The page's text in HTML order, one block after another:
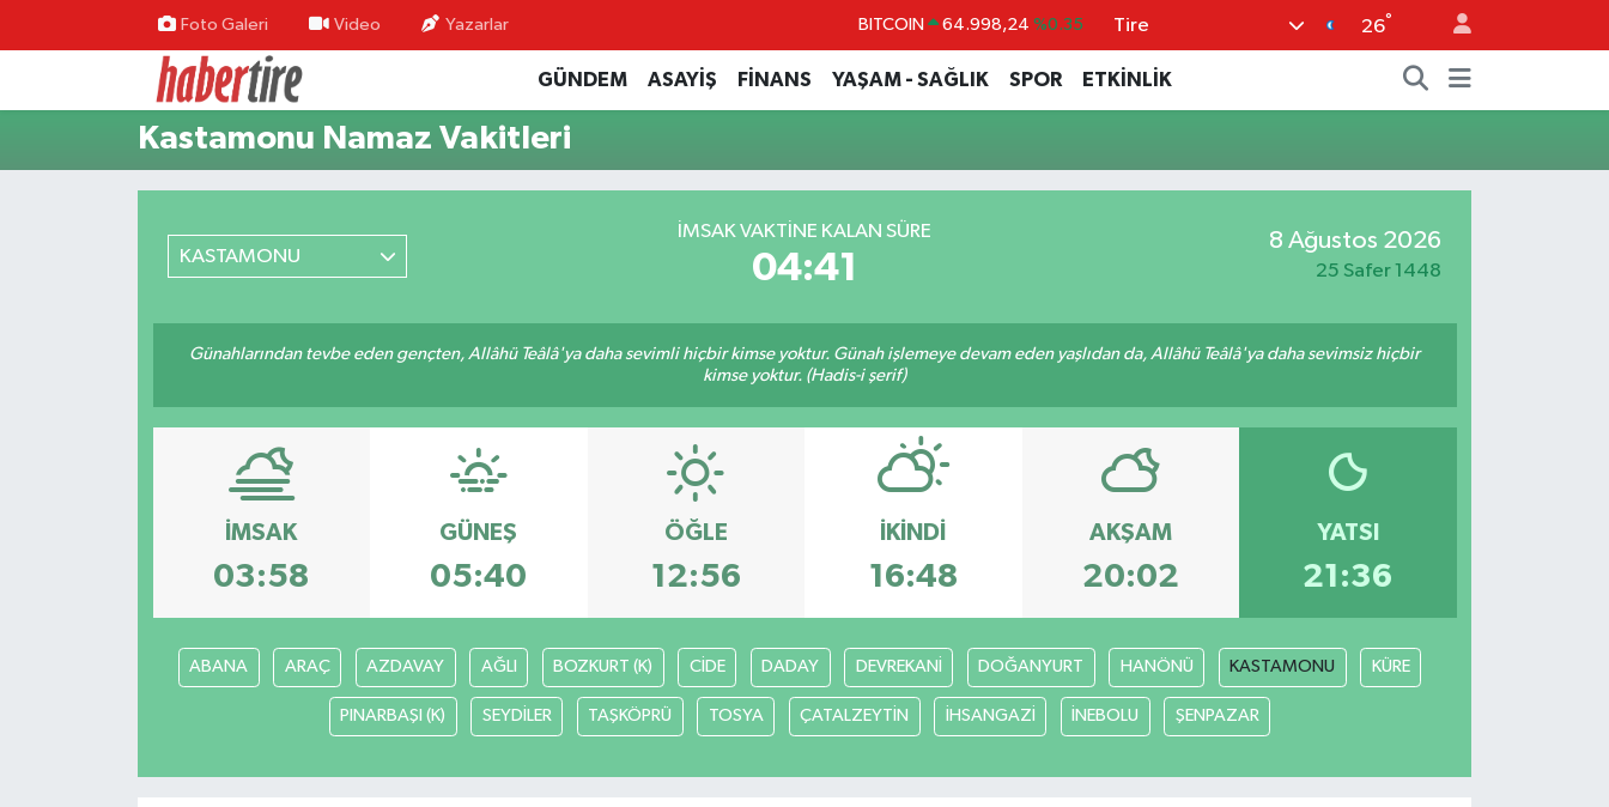
Foto Galeri Video Yazarlar BITCOIN 64.998,24 %0.35
DOLAR 47,7436 %0.18
EURO 55,2510 %0.32
BİST100
Tire 26°
GÜNDEM ASAYİŞ FİNANS YAŞAM - SAĞLIK SPOR ETKİNLİK
Kastamonu Namaz Vakitleri
KASTAMONU
İMSAK VAKTINE KALAN SÜRE
04:41
8 Ağustos 2026
25 Safer 1448
Günahlarından tevbe eden gençten, Allâhü Teâlâ'ya daha sevimli hiçbir kimse yoktur. Günah işlemeye devam eden yaşlıdan da, Allâhü Teâlâ'ya daha sevimsiz hiçbir
kimse yoktur. (Hadis-i şerif)
İMSAK
03:58
GÜNEŞ
05:40
ÖĞLE
12:56
İKINDI
16:48
AKŞAM
20:02
YATSI
21:36
ABANA ARAÇ AZDAVAY AĞLI BOZKURT (K) CİDE DADAY DEVREKANİ DOĞANYURT HANÖNÜ KASTAMONU KÜRE
PINARBAŞI (K) SEYDİLER TAŞKÖPRÜ TOSYA ÇATALZEYTİN İHSANGAZİ İNEBOLU ŞENPAZAR
Tire Nöbetçi Eczaneler
Tire Hava Durumu
Süper Lig Puan Durumu ve Fikstür